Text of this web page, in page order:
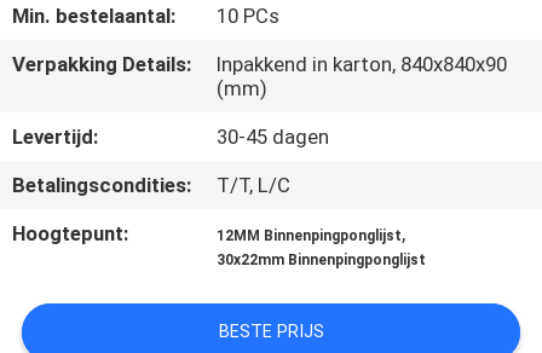
NEEM
CONTACT
MET
ONS
Min. bestelaantal:
10 PCs
Verpakking Details:
Inpakkend in karton, 840x840x90
(mm)
Levertijd:
30-45 dagen
Betalingscondities:
T/T, L/C
Hoogtepunt:
12MM Binnenpingponglijst,
30x22mm Binnenpingponglijst
BESTE PRIJS